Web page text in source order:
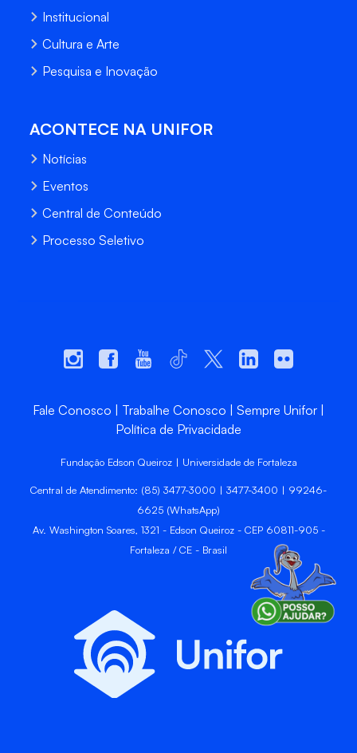
Institucional
Cultura e Arte
Pesquisa e Inovação
ACONTECE NA UNIFOR
Notícias
Eventos
Central de Conteúdo
Processo Seletivo
Fale Conosco Trabalhe Conosco
Sempre Unifor
Política de Privacidade
Fundação Edson Queiroz | Universidade de Fortaleza
Central de Atendimento: (85) 3477-3000 | 3477-3400 | 99246-
6625 (WhatsApp)
Av. Washington Soares, 1321 - Edson Queiroz - CEP 60811-905 -
Fortaleza / CE - Brasil